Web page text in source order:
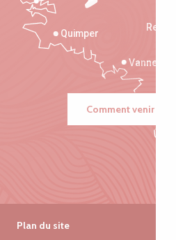
Rennes
Vannes
Quimper
Comment venir ?
Plan du site